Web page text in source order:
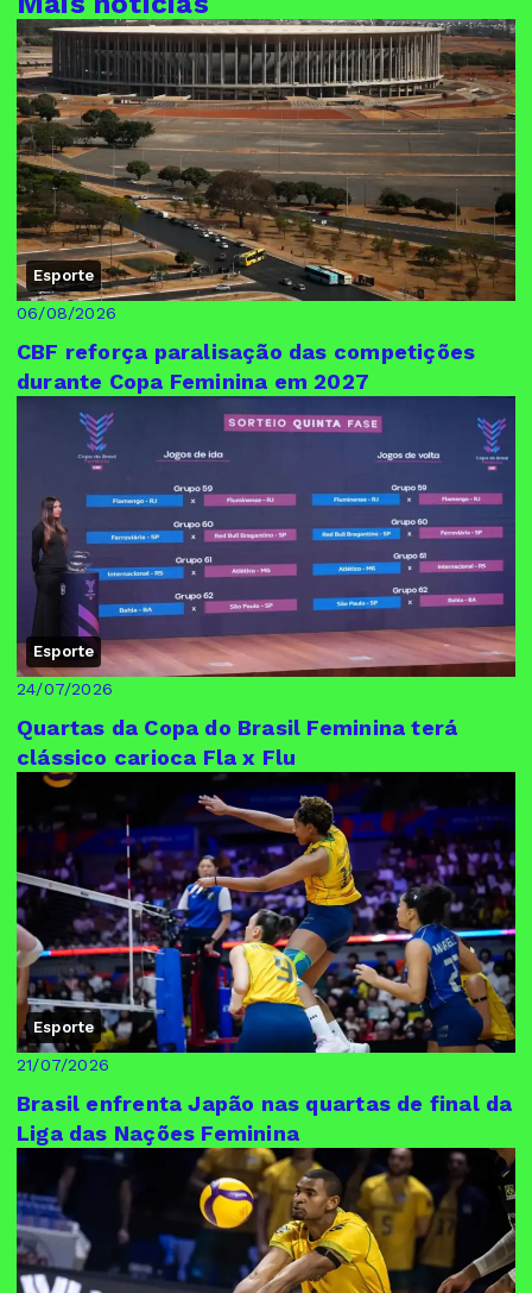
Esporte
06/08/2026
CBF reforça paralisação das competições
durante Copa Feminina em 2027
Esporte
24/07/2026
Quartas da Copa do Brasil Feminina terá
clássico carioca Fla x Flu
Esporte
21/07/2026
Brasil enfrenta Japão nas quartas de final da
Liga das Nações Feminina